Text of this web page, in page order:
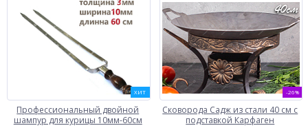
ХИТ
Профессиональный двойной
шампур для курицы 10мм-60см
-26%
Сковорода Садж из стали 40 см с
подставкой Карфаген